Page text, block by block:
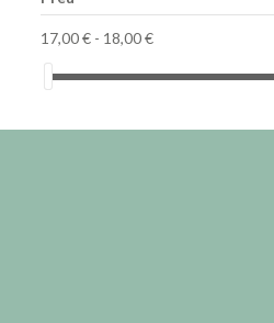
17,00 € - 18,00 €